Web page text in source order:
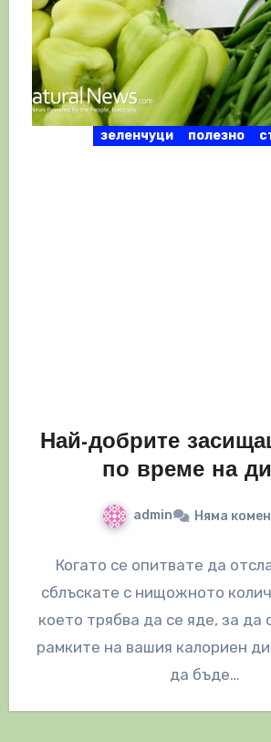
зеленчуци полезно
Най-добрите
по време на
admin Няма
Когато се опитвате да
сблъскате с нищожното
което трябва да се яде, за да
рамките на вашия калориен
да бъде…